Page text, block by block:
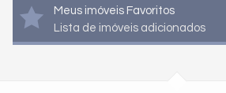
Meus imóveis Favoritos
Lista de imóveis adicionados